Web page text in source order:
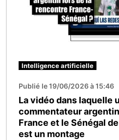
Intelligence artificielle
Publié le 19/06/2026 à 15:46
La vidéo dans laquelle
commentateur
France et le Sénégal
est un montage